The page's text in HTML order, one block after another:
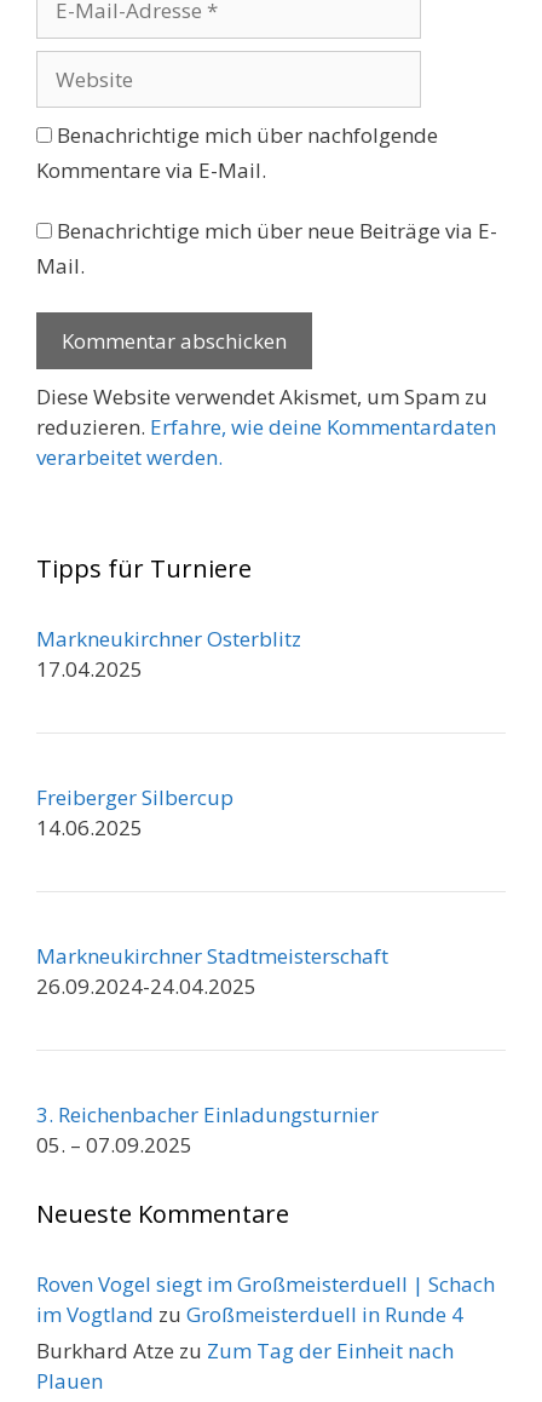
Mail-
Adresse
Benachrichtige mich über nachfolgende
Kommentare via E-Mail.
Benachrichtige mich über neue Beiträge via E-
Mail.
Diese Website verwendet Akismet, um Spam zu
reduzieren. Erfahre, wie deine Kommentardaten
verarbeitet werden.
Tipps für Turniere
Markneukirchner Osterblitz
17.04.2025
Freiberger Silbercup
14.06.2025
Markneukirchner Stadtmeisterschaft
26.09.2024-24.04.2025
3. Reichenbacher Einladungsturnier
05. – 07.09.2025
Neueste Kommentare
Roven Vogel siegt im Großmeisterduell | Schach
im Vogtland zu Großmeisterduell in Runde 4
Burkhard Atze zu Zum Tag der Einheit nach
Plauen